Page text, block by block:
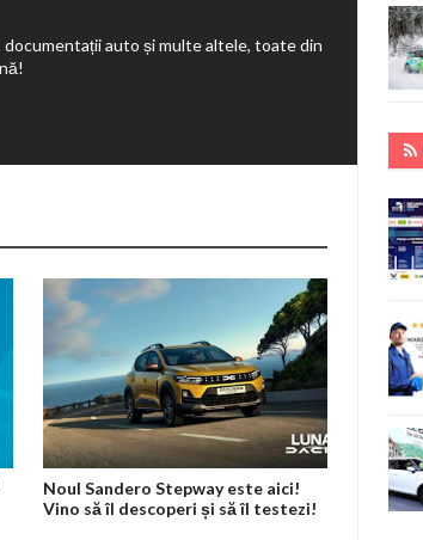
auto și multe altele, toate din
Noul Sandero Stepway este aici!
Vino să îl descoperi și să îl testezi!